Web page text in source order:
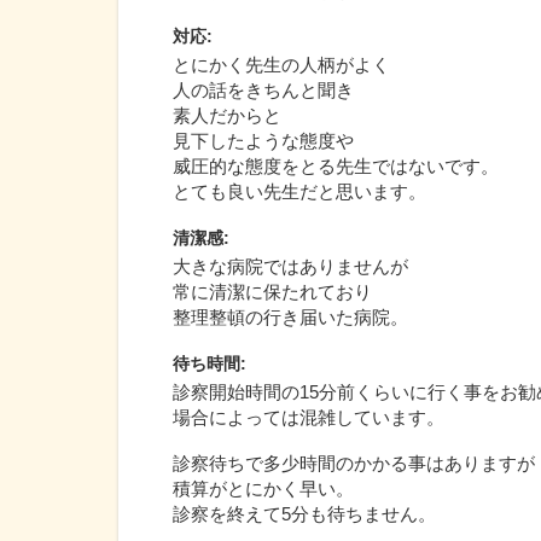
対応:
とにかく先生の人柄がよく
人の話をきちんと聞き
素人だからと
見下したような態度や
威圧的な態度をとる先生ではないです。
とても良い先生だと思います。
清潔感:
大きな病院ではありませんが
常に清潔に保たれており
整理整頓の行き届いた病院。
待ち時間:
診察開始時間の15分前くらいに行く事をお
場合によっては混雑しています。
診察待ちで多少時間のかかる事はありますが
積算がとにかく早い。
診察を終えて5分も待ちません。